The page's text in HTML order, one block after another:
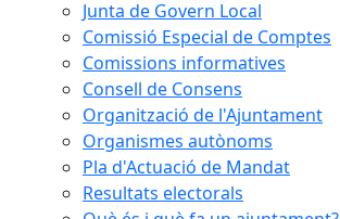
Junta de Govern Local
Comissió Especial de Comptes
Comissions informatives
Consell de Consens
Organització de l'Ajuntament
Organismes autònoms
Pla d'Actuació de Mandat
Resultats electorals